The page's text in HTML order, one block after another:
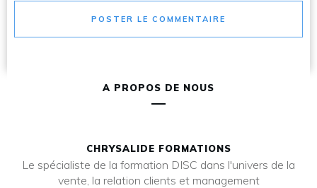
POSTER LE COMMENTAIRE
A PROPOS DE NOUS
CHRYSALIDE FORMATIONS
Le spécialiste de la formation DISC dans l'univers de la
vente, la relation clients et management